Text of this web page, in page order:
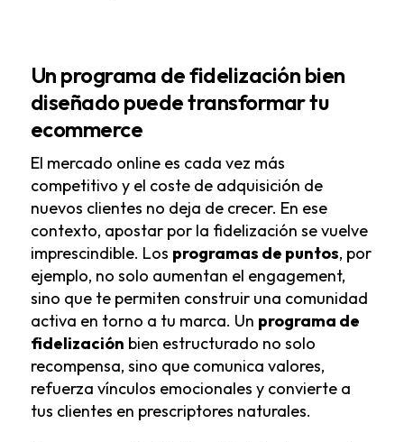
Un programa de fidelización bien
diseñado puede transformar tu
ecommerce
El mercado online es cada vez más
competitivo y el coste de adquisición de
nuevos clientes no deja de crecer. En ese
contexto, apostar por la fidelización se vuelve
imprescindible. Los programas de puntos, por
ejemplo, no solo aumentan el engagement,
sino que te permiten construir una comunidad
activa en torno a tu marca. Un programa de
fidelización bien estructurado no solo
recompensa, sino que comunica valores,
refuerza vínculos emocionales y convierte a
tus clientes en prescriptores naturales.